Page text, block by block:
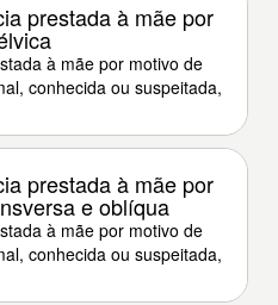
prestada à mãe por
à mãe por motivo de
conhecida ou suspeitada,
prestada à mãe por
e oblíqua
à mãe por motivo de
conhecida ou suspeitada,